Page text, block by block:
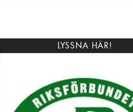
LYSSNA HÄR!